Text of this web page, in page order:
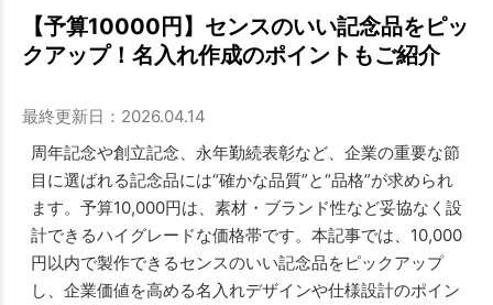
【予算10000円】センスのいい記念品をピッ
クアップ！名入れ作成のポイントもご紹介
最終更新日：2026.04.14
周年記念や創立記念、永年勤続表彰など、企業の重要な節
目に選ばれる記念品には“確かな品質”と“品格”が求められ
ます。予算10,000円は、素材・ブランド性など妥協なく設
計できるハイグレードな価格帯です。本記事では、10,000
円以内で製作できるセンスのいい記念品をピックアップ
し、企業価値を高める名入れデザインや仕様設計のポイン